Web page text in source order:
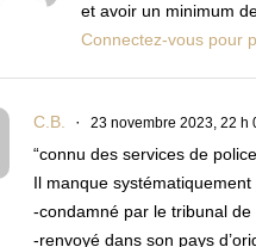
et avoir un minimum
Connectez-vous pour
C.B. 23 novembre 2023, 22 h
“connu des services de
Il manque
-condamné par le tribunal
-renvoyé dans son pays